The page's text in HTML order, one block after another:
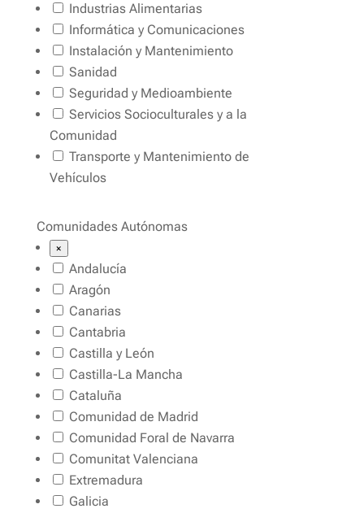
Industrias Alimentarias
Informática y Comunicaciones
Instalación y Mantenimiento
Sanidad
Seguridad y Medioambiente
Servicios Socioculturales y a la
Comunidad
Transporte y Mantenimiento de
Vehículos
Comunidades Autónomas
×
Andalucía
Aragón
Canarias
Cantabria
Castilla y León
Castilla-La Mancha
Cataluña
Comunidad de Madrid
Comunidad Foral de Navarra
Comunitat Valenciana
Extremadura
Galicia